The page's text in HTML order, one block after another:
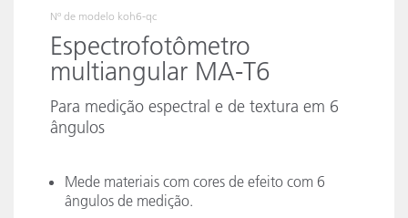
Nº de modelo koh6-qc
Espectrofotômetro
multiangular MA-T6
Para medição espectral e de textura em 6
ângulos
Mede materiais com cores de efeito com 6
ângulos de medição.